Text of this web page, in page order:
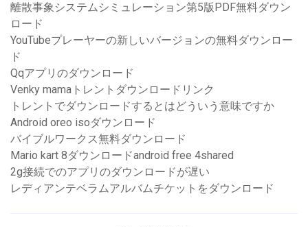
離散事象システムシミュレーション第5版PDF無料ダウン
ロード
YouTubeプレーヤーの新しいバージョンの無料ダウンロー
ド
Qqアプリのダウンロード
Venky mamaトレントダウンロードリンク
トレントでダウンロードするとはどういう意味ですか
Android oreo isoダウンロード
バイブルワークス無料ダウンロード
Mario kart 8ダウンロードandroid free 4shared
2g接続でのアプリのダウンロードが遅い
レディアンテベラムアルバムチケットをダウンロード